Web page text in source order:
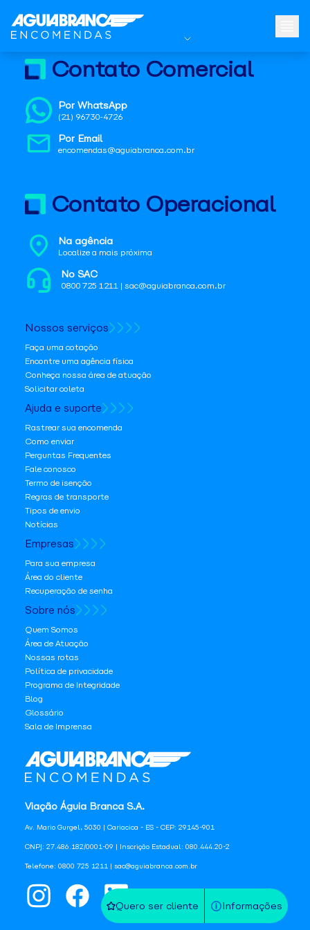
Quero ser cliente Informações
Viação Águia Branca S.A.
Av. Mario Gurgel, 5030 | Cariacica - ES - CEP: 29145-901
CNPJ: 27.486.182/0001-09 | Inscrição Estadual: 080.444.20-2
Telefone: 0800 725 1211 | sac@aguiabranca.com.br
Contato Comercial
Por WhatsApp
(21) 96730-4726
Por Email
encomendas@aguiabranca.com.br
Contato Operacional
Na agência
Localize a mais próxima
No SAC
0800 725 1211 | sac@aguiabranca.com.br
Nossos serviços
Faça uma cotação
Encontre uma agência física
Conheça nossa área de atuação
Solicitar coleta
Ajuda e suporte
Rastrear sua encomenda
Como enviar
Perguntas Frequentes
Fale conosco
Termo de isenção
Regras de transporte
Tipos de envio
Notícias
Empresas
Para sua empresa
Área do cliente
Recuperação de senha
Sobre nós
Quem Somos
Área de Atuação
Nossas rotas
Política de privacidade
Programa de Integridade
Blog
Glossário
Sala de Imprensa